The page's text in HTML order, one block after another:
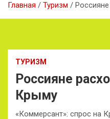
Главная Туризм
ТУРИЗМ
Россияне
Крыму
«Коммерсант»: спрос на